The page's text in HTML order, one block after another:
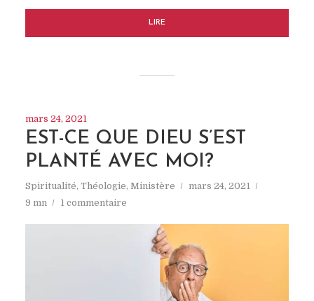
LIRE
mars 24, 2021
EST-CE QUE DIEU S’EST
PLANTÉ AVEC MOI?
Spiritualité, Théologie, Ministère
mars 24, 2021
9 mn
1 commentaire